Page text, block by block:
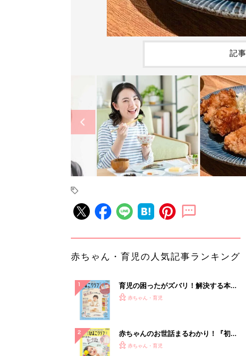
記
赤ちゃん・育児の人気記事ランキング
育児の困ったがズバリ！解決する本
『ひよこクラブ 秋号』 4カ月～2才
赤ちゃん・育児
赤ちゃんのお世話まるわかり！『初め
てのひよこクラブ 夏号』〈巻頭大特
赤ちゃん・育児